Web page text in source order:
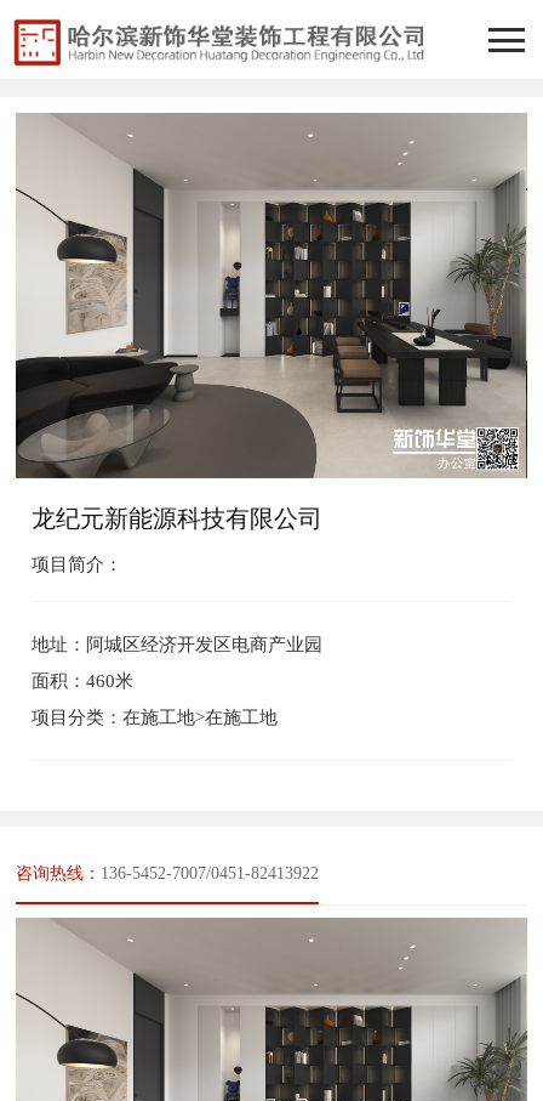
龙纪元新能源科技有限公司
项目简介：
地址：阿城区经济开发区电商产业园
面积：460米
项目分类：在施工地>在施工地
咨询热线： 136-5452-7007/0451-82413922